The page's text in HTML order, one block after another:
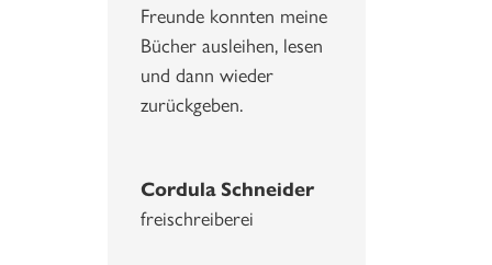
Freunde konnten meine
Bücher ausleihen, lesen
und dann wieder
zurückgeben.
Cordula Schneider
freischreiberei